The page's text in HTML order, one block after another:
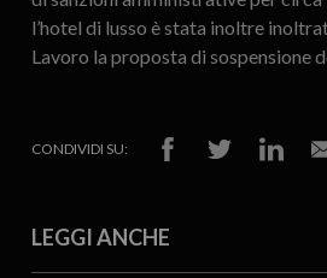
l’hotel di lusso è stata inoltre
Lavoro la proposta di sospensione
CONDIVIDI SU:
LEGGI ANCHE